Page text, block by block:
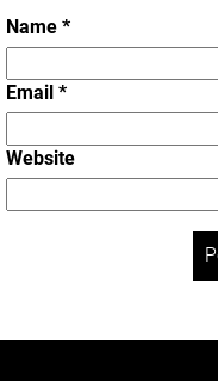
Name *
Email *
Website